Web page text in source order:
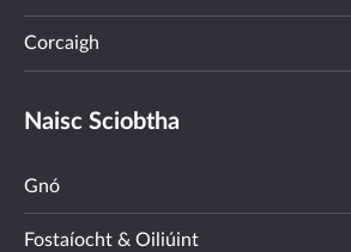
Corcaigh
Naisc Sciobtha
Gnó
Fostaíocht & Oiliúint